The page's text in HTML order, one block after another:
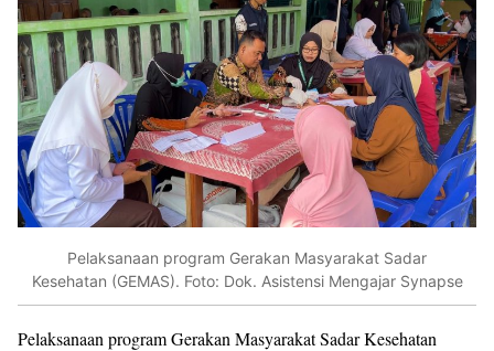
Pelaksanaan program Gerakan Masyarakat Sadar
Kesehatan (GEMAS). Foto: Dok. Asistensi Mengajar Synapse
Pelaksanaan program Gerakan Masyarakat Sadar Kesehatan